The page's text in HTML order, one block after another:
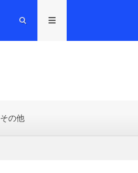
その他